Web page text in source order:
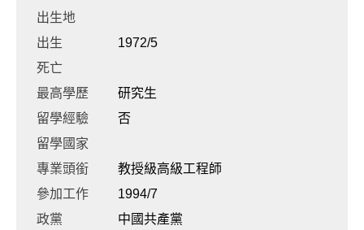
出生地
出生
1972/5
死亡
最高學歷
研究生
留學經驗
否
留學國家
專業頭銜
教授級高級工程師
參加工作
1994/7
政黨
中國共產黨